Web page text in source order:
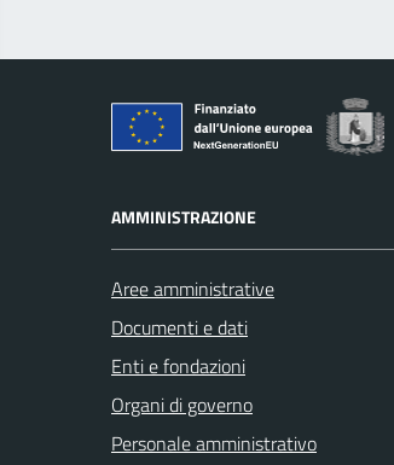
AMMINISTRAZIONE
Aree amministrative
Documenti e dati
Enti e fondazioni
Organi di governo
Personale amministrativo